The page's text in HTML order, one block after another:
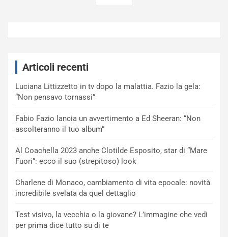
Articoli recenti
Luciana Littizzetto in tv dopo la malattia. Fazio la gela:
“Non pensavo tornassi”
Fabio Fazio lancia un avvertimento a Ed Sheeran: “Non
ascolteranno il tuo album”
Al Coachella 2023 anche Clotilde Esposito, star di “Mare
Fuori”: ecco il suo (strepitoso) look
Charlene di Monaco, cambiamento di vita epocale: novità
incredibile svelata da quel dettaglio
Test visivo, la vecchia o la giovane? L’immagine che vedi
per prima dice tutto su di te